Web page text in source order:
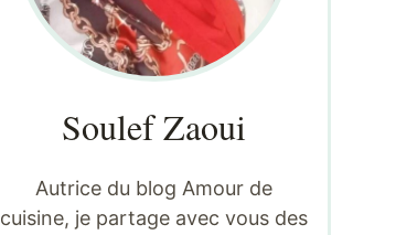
Soulef Zaoui
Autrice du blog Amour de
cuisine, je partage avec vous des